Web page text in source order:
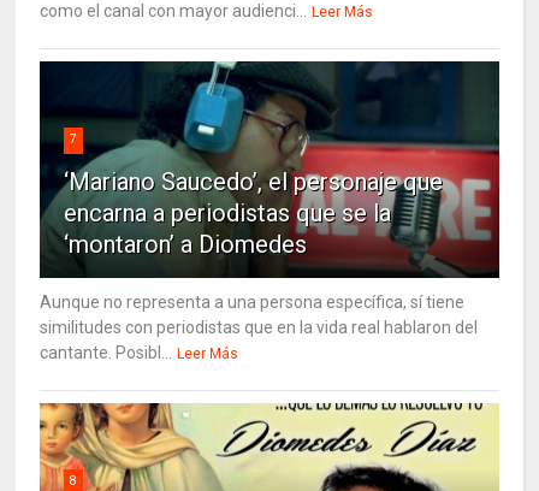
como el canal con mayor audienci...
Leer Más
7
‘Mariano Saucedo’, el personaje que
encarna a periodistas que se la
‘montaron’ a Diomedes
Aunque no representa a una persona específica, sí tiene
similitudes con periodistas que en la vida real hablaron del
cantante. Posibl...
Leer Más
8